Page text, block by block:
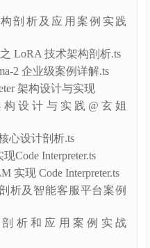
时通讯系统开发实践.ts
架构剖析及应用案例实
剖析及应用案例实践
LoRA 技术架构剖析.ts
2 企业级案例详解.ts
架构设计与实现
架构设计与实践@玄姐
心设计剖析.ts
Code Interpreter.ts
实现 Code Interpreter.ts
析及智能客服平台案例